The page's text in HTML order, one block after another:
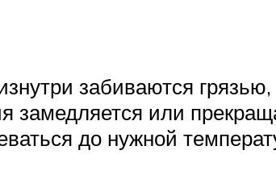
забиваются
или
до нужной